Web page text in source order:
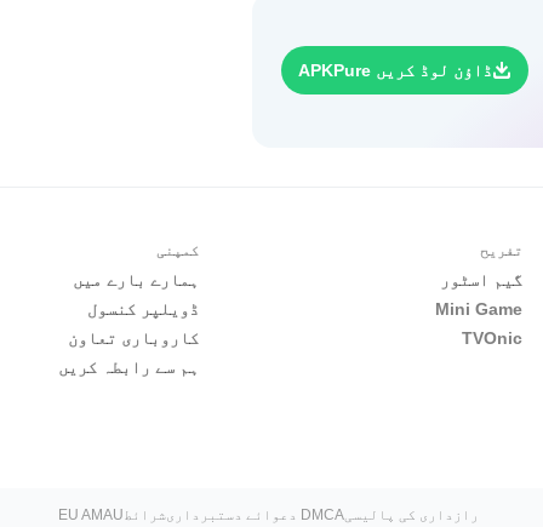
ڈاؤن لوڈ کریں APKPure
تفریح
گیم اسٹور
Mini Game
TVOnic
کمپنی
ہمارے بارے میں
ڈویلپر کنسول
کاروباری تعاون
ہم سے رابطہ کریں
رازداری کی پالیسی DMCA دعوائے دستبرداری شرائط EU AMAU